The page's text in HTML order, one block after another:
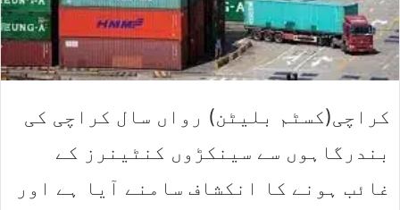
کراچی(کسٹم بلیٹن) رواں سال کراچی کی
بندرگاہوں سے سینکڑوں کنٹینرز کے
غائب ہونے کا انکشاف سامنے آیا ہے اور